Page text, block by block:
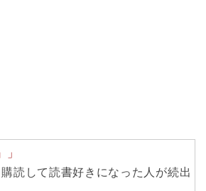
読して読書好きになった人が続出